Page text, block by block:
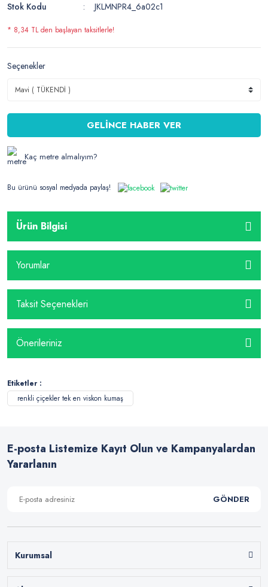
Stok Kodu
JKLMNPR4_6a02c1
* 8,34 TL den başlayan taksitlerle!
Seçenekler
GELİNCE HABER VER
Kaç metre almalıyım?
Bu ürünü sosyal medyada paylaş!
Ürün Bilgisi
Yorumlar
Taksit Seçenekleri
Önerileriniz
Etiketler :
renkli çiçekler tek en viskon kumaş
E-posta Listemize Kayıt Olun ve Kampanyalardan
Yararlanın
GÖNDER
Kurumsal